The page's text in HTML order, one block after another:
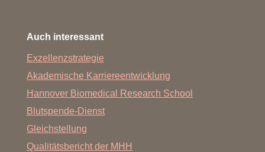
Auch interessant
Exzellenzstrategie
Akademische Karriereentwicklung
Hannover Biomedical Research School
Blutspende-Dienst
Gleichstellung
Qualitätsbericht der MHH